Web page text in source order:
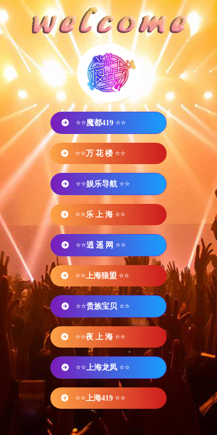
⭐⭐魔都419 ⭐⭐
⭐⭐万 花 楼 ⭐⭐
⭐⭐娱乐导航 ⭐⭐
⭐⭐乐 上 海 ⭐⭐
⭐⭐逍 遥 网 ⭐⭐
⭐⭐ 上海狼盟 ⭐⭐
⭐⭐贵族宝贝 ⭐⭐
⭐⭐夜 上 海 ⭐⭐
⭐⭐ 上海龙凤 ⭐⭐
⭐⭐ 上海419 ⭐⭐